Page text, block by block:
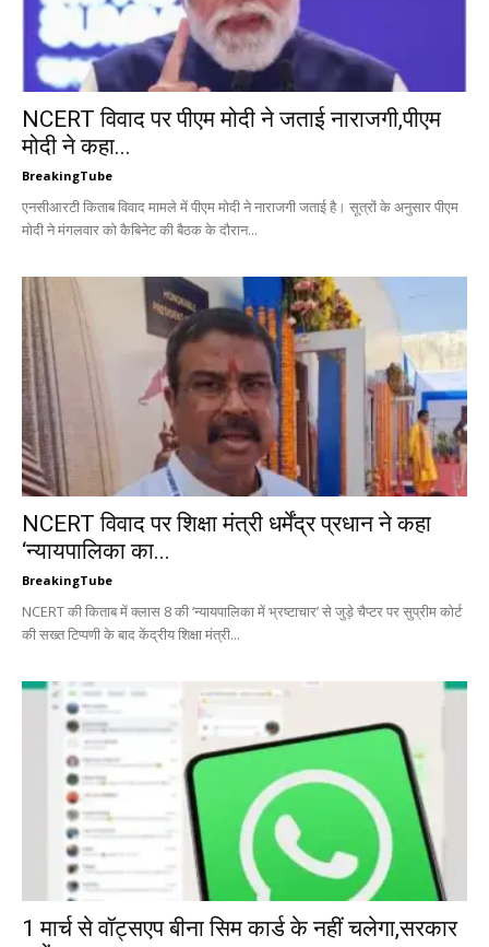
NCERT व‍िवाद पर पीएम मोदी ने जताई नाराजगी,पीएम
मोदी ने कहा...
BreakingTube
एनसीआरटी किताब विवाद मामले में पीएम मोदी ने नाराजगी जताई है। सूत्रों के अनुसार पीएम
मोदी ने मंगलवार को कैबिनेट की बैठक के दौरान...
NCERT विवाद पर शिक्षा मंत्री धर्मेंद्र प्रधान ने कहा
‘न्यायपालिका का...
BreakingTube
NCERT की किताब में क्लास 8 की ‘न्यायपालिका में भ्रष्टाचार’ से जुड़े चैप्टर पर सुप्रीम कोर्ट
की सख्त टिप्पणी के बाद केंद्रीय शिक्षा मंत्री...
1 मार्च से वॉट्सएप बीना सिम कार्ड के नहीं चलेगा,सरकार